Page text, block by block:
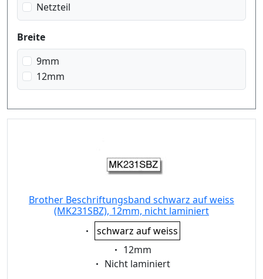
Netzteil
Breite
9mm
12mm
Brother Beschriftungsband schwarz auf weiss
(MK231SBZ), 12mm, nicht laminiert
Eigenschaft:
schwarz auf weiss
Eigenschaft:
12mm
Eigenschaft:
Nicht laminiert